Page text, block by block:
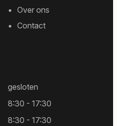
Over ons
Contact
gesloten
8:30 - 17:30
8:30 - 17:30